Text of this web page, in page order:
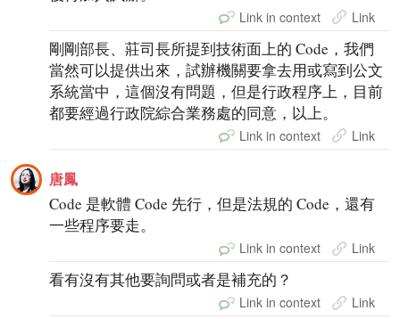
Link in context Link
剛剛部長、莊司長所提到技術面上的 Code，我們
當然可以提供出來，試辦機關要拿去用或寫到公文
系統當中，這個沒有問題，但是行政程序上，目前
都要經過行政院綜合業務處的同意，以上。
Link in context Link
唐鳳
Code 是軟體 Code 先行，但是法規的 Code，還有
一些程序要走。
Link in context Link
看有沒有其他要詢問或者是補充的？
Link in context Link